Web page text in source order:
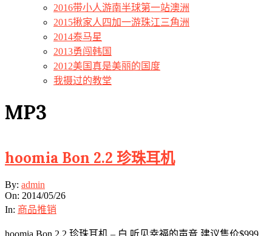
2016带小人游南半球第一站澳洲
2015揪家人四加一游珠江三角洲
2014泰马星
2013勇闯韩国
2012美国真是美丽的国度
我摄过的教堂
MP3
hoomia Bon 2.2 珍珠耳机
2014-
05-
26
By: admin
On: 2014/05/26
In: 商品推销